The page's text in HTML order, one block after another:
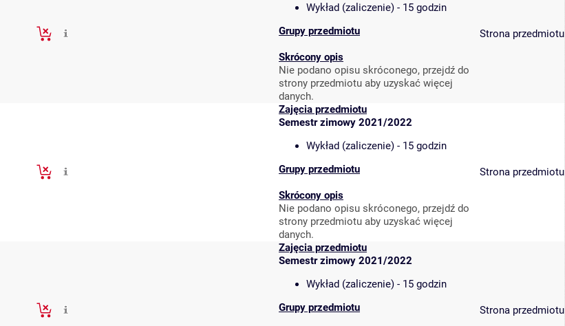
Wykład (zaliczenie) - 15 godzin
Grupy przedmiotu
Skrócony opis
Nie podano opisu skróconego, przejdź do
strony przedmiotu aby uzyskać więcej
danych.
Strona przedmiotu
Zajęcia przedmiotu
Semestr zimowy 2021/2022
Wykład (zaliczenie) - 15 godzin
Grupy przedmiotu
Skrócony opis
Nie podano opisu skróconego, przejdź do
strony przedmiotu aby uzyskać więcej
danych.
Strona przedmiotu
Zajęcia przedmiotu
Semestr zimowy 2021/2022
Wykład (zaliczenie) - 15 godzin
Grupy przedmiotu
Strona przedmiotu